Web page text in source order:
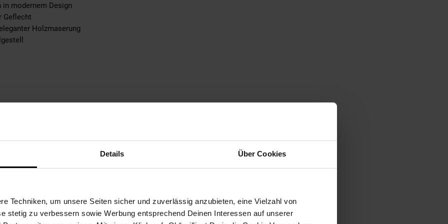
Details Über Cookies
Techniken, um unsere Seiten sicher und zuverlässig anzubieten, eine Vielzahl von
stetig zu verbessern sowie Werbung entsprechend Deinen Interessen auf unserer
modernem Design
Geflecht
Holzmaserung
43 x 16 x 34 cm
(BxHxT): 47 x 18 x 39 cm
Du im Maßbild